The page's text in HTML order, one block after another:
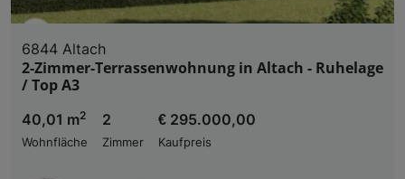
6844 Altach
2-Zimmer-Terrassenwohnung in Altach - Ruhelage
/ Top A3
40,01 m2
Wohnfläche
2
Zimmer
€ 295.000,00
Kaufpreis